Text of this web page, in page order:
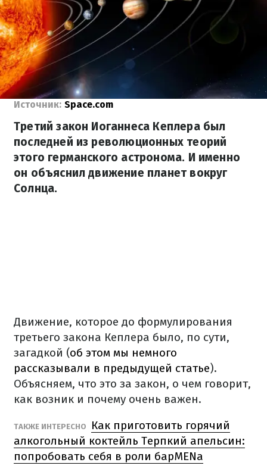
Источник: Space.com
Третий закон Иоганнеса Кеплера был
последней из революционных теорий
этого германского астронома. И именно
он объяснил движение планет вокруг
Солнца.
Движение, которое до формулирования
третьего закона Кеплера было, по сути,
загадкой (об этом мы немного
рассказывали в предыдущей статье).
Объясняем, что это за закон, о чем говорит,
как возник и почему очень важен.
ТАКЖЕ ИНТЕРЕСНО
Как приготовить горячий
алкогольный коктейль Терпкий апельсин:
попробовать себя в роли барMENа